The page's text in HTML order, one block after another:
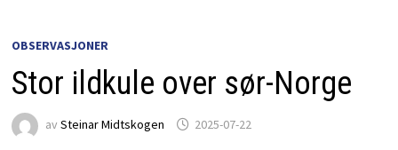
OBSERVASJONER
Stor ildkule over sør-Norge
av Steinar Midtskogen 2025-07-22